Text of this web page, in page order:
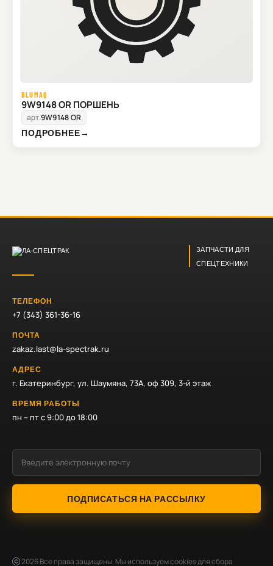
BLUMAQ
9W9148 OR ПОРШЕНЬ
арт.9W9148 OR
ПОДРОБНЕЕ→
ЗАПЧАСТИ ДЛЯ
СПЕЦТЕХНИКИ
ТЕЛЕФОН
+7 (343) 361-36-16
ПОЧТА
zakaz.last@la-spectrak.ru
АДРЕС
г. Екатеринбург, ул. Шаумяна, 73А, оф 309, 3-й этаж
ВРЕМЯ РАБОТЫ
пн – пт с 9:00 до 18:00
ПОДПИСАТЬСЯ НА РАССЫЛКУ
2026Все права защищены. Мы используем cookies для сбора